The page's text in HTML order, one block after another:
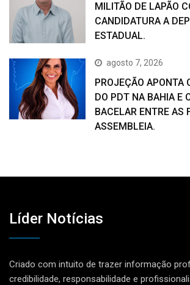
MILITÃO DE LAPÃO
CANDIDATURA A
ESTADUAL.
agosto 7, 2026
PROJEÇÃO APONTA
DO PDT NA BAHIA E
BACELAR ENTRE AS
ASSEMBLEIA.
Líder Notícias
Criado com intuito de trazer informação
credibilidade, responsabilidade e